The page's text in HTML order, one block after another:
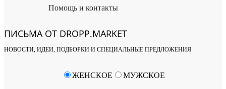
Помощь и контакты
ПИСЬМА ОТ DROPP.MARKET
НОВОСТИ, ИДЕИ, ПОДБОРКИ И СПЕЦИАЛЬНЫЕ ПРЕДЛОЖЕНИЯ
ЖЕНСКОЕ МУЖСКОЕ